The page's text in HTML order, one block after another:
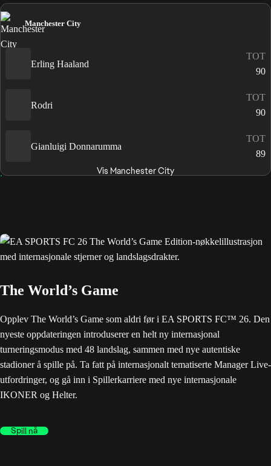
Manchester City
Erling Haaland
TOT
90
Rodri
TOT
90
Gianluigi Donnarumma
TOT
89
Vis Manchester City
The World’s Game
Opplev The World’s Game som aldri før i EA SPORTS FC™ 26. Den
nyeste oppdateringen introduserer en helt ny internasjonal
turneringsmodus med 48 landslag, sammen med nye autentiske
stadioner å spille på. Ta fatt på internasjonalt tematiserte Manager Live-
utfordringer, og gå inn i Spillerkarriere med nye internasjonale
IKONER og Helter.
Spill nå